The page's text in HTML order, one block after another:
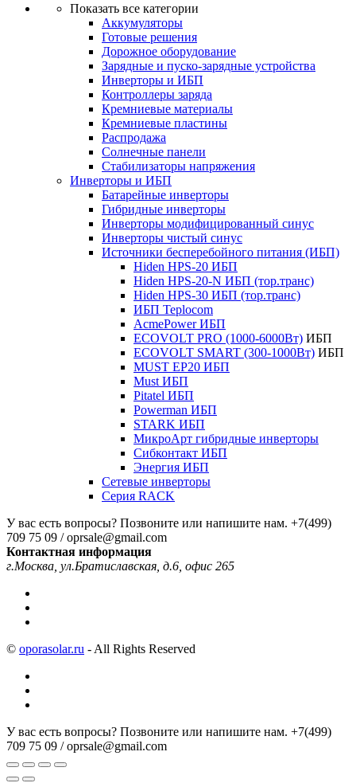
Показать все категории
Аккумуляторы
Готовые решения
Дорожное оборудование
Зарядные и пуско-зарядные устройства
Инверторы и ИБП
Контроллеры заряда
Кремниевые материалы
Кремниевые пластины
Распродажа
Солнечные панели
Стабилизаторы напряжения
Инверторы и ИБП
Батарейные инверторы
Гибридные инверторы
Инверторы модифицированный синус
Инверторы чистый синус
Источники бесперебойного питания (ИБП)
Hiden HPS-20 ИБП
Hiden HPS-20-N ИБП (тор.транс)
Hiden HPS-30 ИБП (тор.транс)
ИБП Teplocom
AcmePower ИБП
ECOVOLT PRO (1000-6000Вт) ИБП
ECOVOLT SMART (300-1000Вт) ИБП
MUST EP20 ИБП
Must ИБП
Pitatel ИБП
Powerman ИБП
STARK ИБП
МикроАрт гибридные инверторы
Сибконтакт ИБП
Энергия ИБП
Сетевые инверторы
Серия RACK
У вас есть вопросы? Позвоните или напишите нам. +7(499)
709 75 09 / oprsale@gmail.com
Контактная информация
г.Москва, ул.Братиславская, д.6, офис 265
© oporasolar.ru - All Rights Reserved
У вас есть вопросы? Позвоните или напишите нам. +7(499)
709 75 09 / oprsale@gmail.com